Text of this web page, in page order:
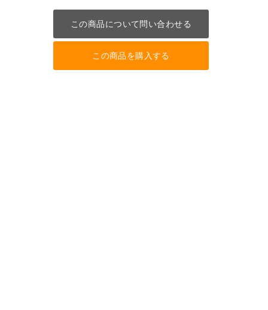
この商品について問い合わせる
この商品を購入する